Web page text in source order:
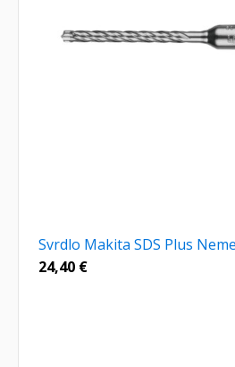
Svrdlo Makita SDS Plus
24,40 €